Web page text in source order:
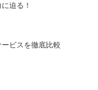
迫る！
ビスを徹底比較